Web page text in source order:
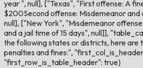
year ", null], ["Texas", "First offense: A
$200Second offense: Misdemeanor
null], ["New York", "Misdemeanor
and a jail time of 15 days", null]],
the following states or districts, here are
penalties and fines:",
"first_row_is_table_header": true}